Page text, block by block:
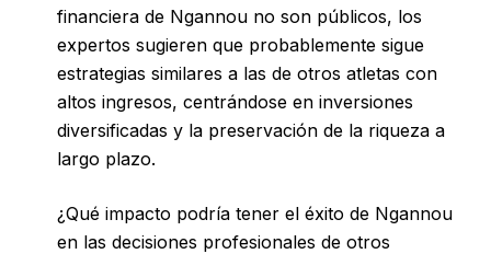
financiera de Ngannou no son públicos, los
expertos sugieren que probablemente sigue
estrategias similares a las de otros atletas con
altos ingresos, centrándose en inversiones
diversificadas y la preservación de la riqueza a
largo plazo.
¿Qué impacto podría tener el éxito de Ngannou
en las decisiones profesionales de otros